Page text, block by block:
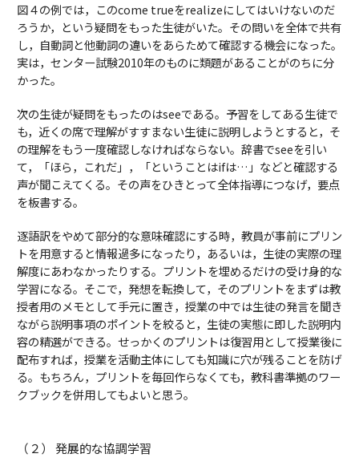
図４の例では，このcome trueをrealizeにしてはいけないのだ
ろうか，という疑問をもった生徒がいた。その問いを全体で共有
し，自動詞と他動詞の違いをあらためて確認する機会になった。
実は，センター試験2010年のものに類題があることがのちに分
かった。
次の生徒が疑問をもったのはseeである。予習をしてある生徒で
も，近くの席で理解がすすまない生徒に説明しようとすると，そ
の理解をもう一度確認しなければならない。辞書でseeを引い
て，「ほら，これだ」，「ということはifは…」などと確認する
声が聞こえてくる。その声をひきとって全体指導につなげ，要点
を板書する。
逐語訳をやめて部分的な意味確認にする時，教員が事前にプリン
トを用意すると情報過多になったり，あるいは，生徒の実際の理
解度にあわなかったりする。プリントを埋めるだけの受け身的な
学習になる。そこで，発想を転換して，そのプリントをまずは教
授者用のメモとして手元に置き，授業の中では生徒の発言を聞き
ながら説明事項のポイントを絞ると，生徒の実態に即した説明内
容の精選ができる。せっかくのプリントは復習用として授業後に
配布すれば，授業を活動主体にしても知識に穴が残ることを防げ
る。もちろん，プリントを毎回作らなくても，教科書準拠のワー
クブックを併用してもよいと思う。
（２） 発展的な協調学習